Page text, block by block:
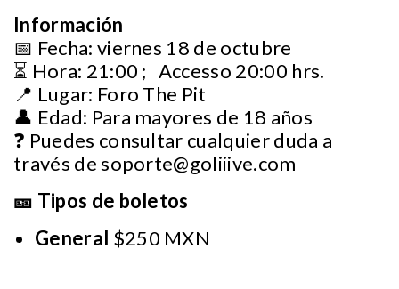
Información
📅 Fecha: viernes 18 de octubre
⏳ Hora: 21:00 ; Accesso 20:00 hrs.
📍 Lugar: Foro The Pit
👤 Edad: Para mayores de 18 años
❓ Puedes consultar cualquier duda a
través desoporte@goliiive.com
🎫 Tipos de boletos
General $250 MXN